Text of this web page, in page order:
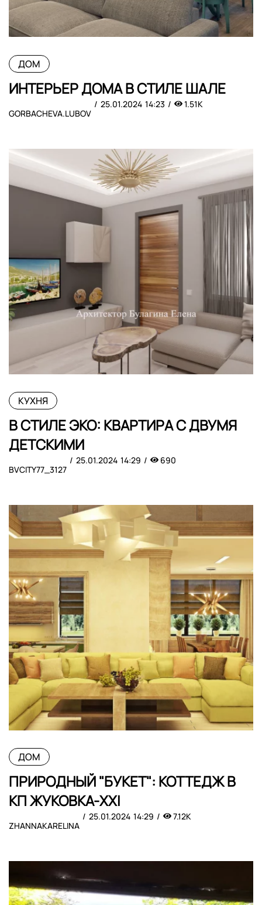
ДОМ
ИНТЕРЬЕР ДОМА В СТИЛЕ ШАЛЕ
GORBACHEVA.LUBOV
25.01.2024 14:23 1.51K
КУХНЯ
В СТИЛЕ ЭКО: КВАРТИРА С ДВУМЯ
ДЕТСКИМИ
BVCITY77_3127
25.01.2024 14:29 690
ДОМ
ПРИРОДНЫЙ "БУКЕТ": КОТТЕДЖ В
КП ЖУКОВКА-XXI
ZHANNAKARELINA
25.01.2024 14:29 7.12K